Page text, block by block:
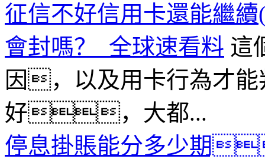
征信不好信用卡還能繼
會封嗎？_全球速看料 這
因，以及用卡行為才
好，大都...
停息掛賬能分多少期